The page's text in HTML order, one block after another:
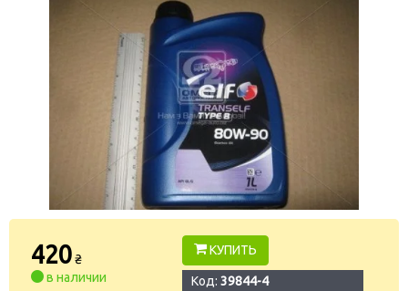
420₴
в наличии
КУПИТЬ
Код: 39844-4